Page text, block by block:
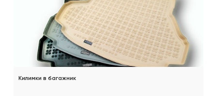
Килимки в багажник